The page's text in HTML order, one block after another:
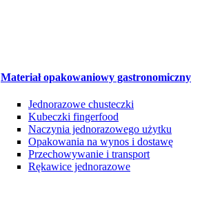
Materiał opakowaniowy gastronomiczny
Jednorazowe chusteczki
Kubeczki fingerfood
Naczynia jednorazowego użytku
Opakowania na wynos i dostawę
Przechowywanie i transport
Rękawice jednorazowe